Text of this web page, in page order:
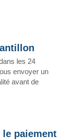
les 24
envoyer un
avant de
paiement